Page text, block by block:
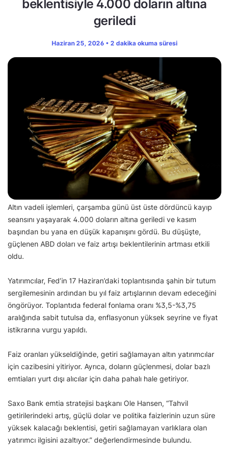
beklentisiyle 4.000 doların altına
geriledi
Haziran 25, 2026 • 2 dakika okuma süresi
Altın vadeli işlemleri, çarşamba günü üst üste dördüncü kayıp
seansını yaşayarak 4.000 doların altına geriledi ve kasım
başından bu yana en düşük kapanışını gördü. Bu düşüşte,
güçlenen ABD doları ve faiz artışı beklentilerinin artması etkili
oldu.
Yatırımcılar, Fed’in 17 Haziran’daki toplantısında şahin bir tutum
sergilemesinin ardından bu yıl faiz artışlarının devam edeceğini
öngörüyor. Toplantıda federal fonlama oranı %3,5-%3,75
aralığında sabit tutulsa da, enflasyonun yüksek seyrine ve fiyat
istikrarına vurgu yapıldı.
Faiz oranları yükseldiğinde, getiri sağlamayan altın yatırımcılar
için cazibesini yitiriyor. Ayrıca, doların güçlenmesi, dolar bazlı
emtiaları yurt dışı alıcılar için daha pahalı hale getiriyor.
Saxo Bank emtia stratejisi başkanı Ole Hansen, “Tahvil
getirilerindeki artış, güçlü dolar ve politika faizlerinin uzun süre
yüksek kalacağı beklentisi, getiri sağlamayan varlıklara olan
yatırımcı ilgisini azaltıyor.” değerlendirmesinde bulundu.